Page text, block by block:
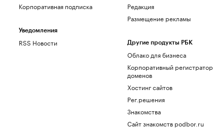
Корпоративная подписка
Уведомления
RSS Новости
Редакция
Размещение рекламы
Другие продукты РБК
Облако для бизнеса
Корпоративный регистратор
доменов
Хостинг сайтов
Рег.решения
Знакомства
Сайт знакомств podbor.ru